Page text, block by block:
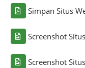
Simpan Situs
Screenshot
Screenshot